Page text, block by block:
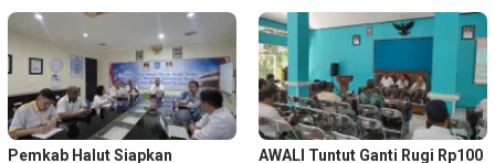
Pemkab Halut Siapkan
AWALI Tuntut Ganti Rugi Rp100